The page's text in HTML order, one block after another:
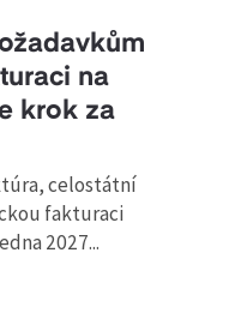
na
krok za
celostátní
fakturaci
2027...